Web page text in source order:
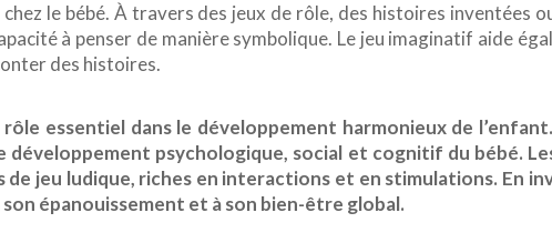
le bébé. À travers des jeux de rôle, des histoires inventées
à penser de manière symbolique. Le jeu imaginatif aide
des histoires.
essentiel dans le développement harmonieux de
psychologique, social et cognitif du bébé.
jeu ludique, riches en interactions et en stimulations. En
épanouissement et à son bien-être global.